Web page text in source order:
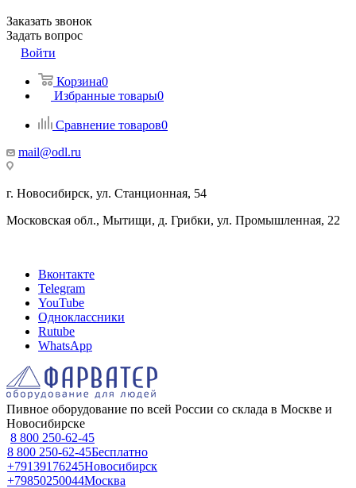
Заказать звонок
Задать вопрос
Войти
Корзина0
Избранные товары0
Сравнение товаров0
mail@odl.ru
г. Новосибирск, ул. Станционная, 54
Московская обл., Мытищи, д. Грибки, ул. Промышленная, 22
Вконтакте
Telegram
YouTube
Одноклассники
Rutube
WhatsApp
Пивное оборудование по всей России со склада в Москве и
Новосибирске
8 800 250-62-45
8 800 250-62-45Бесплатно
+79139176245Новосибирск
+79850250044Москва